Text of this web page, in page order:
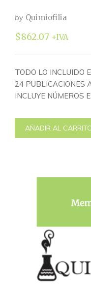
by Quimiofilia
$862.07 +IVA
TODO LO INCLUIDO
24 PUBLICACIONES
INCLUYE NÚMEROS
AÑADIR AL